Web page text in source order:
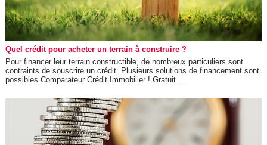
Quel crédit pour acheter un terrain à construire ?
Pour financer leur terrain constructible, de nombreux particuliers sont
contraints de souscrire un crédit. Plusieurs solutions de financement sont
possibles.Comparateur Crédit Immobilier ! Gratuit...